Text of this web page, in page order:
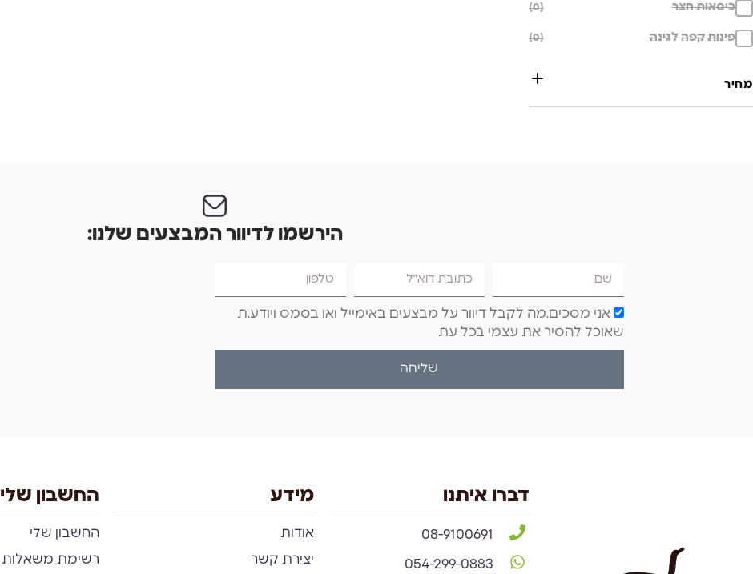
כיסאות חצר (0)
פינות קפה לגינה (0)
מחיר
הירשמו לדיוור המבצעים שלנו:
אני מסכים.מה לקבל דיוור על מבצעים באימייל ואו בסמס ויודע.ת
שאוכל להסיר את עצמי בכל עת
שליחה
דברו איתנו
08-9100691
054-299-0883
מידע
אודות
יצירת קשר
החשבון שלי
החשבון שלי
רשימת משאלות